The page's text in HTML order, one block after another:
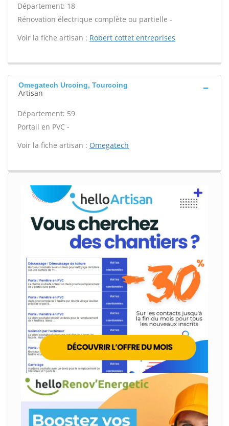
Département: 18
Rénovation électrique complète ou partielle -
Voir la fiche artisan : Robert cottet entreprises
Omegatech Urcoing, Tourcoing
Artisan
Département: 59
Portail en PVC -
Voir la fiche artisan : Omegatech